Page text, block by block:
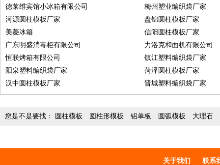
德莱维宾馆小冰箱有限公司
梅州塑业编织袋厂家
河源圆柱模板厂家
盘锦圆柱模板厂家
美菱冰箱
信阳圆柱模板厂家
广东明盛消毒柜有限公司
力洛克和面机有限公司
恒联烤箱有限公司
镇江塑料编织袋厂家
阳泉塑料编织袋厂家
菏泽圆柱模板厂家
汉中圆柱模板厂家
晋城塑料编织袋厂家
您是不是要找： 圆柱模板 圆柱形模板 铝单板 圆弧模板 大理石
关于我们 联系